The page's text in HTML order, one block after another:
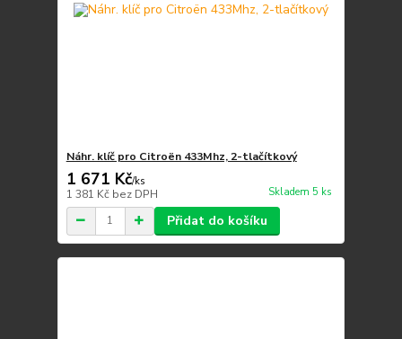
Náhr. klíč pro Citroën 433Mhz, 2-tlačítkový
1 671 Kč/ks
1 381 Kč bez DPH Skladem 5 ks
Přidat do košíku